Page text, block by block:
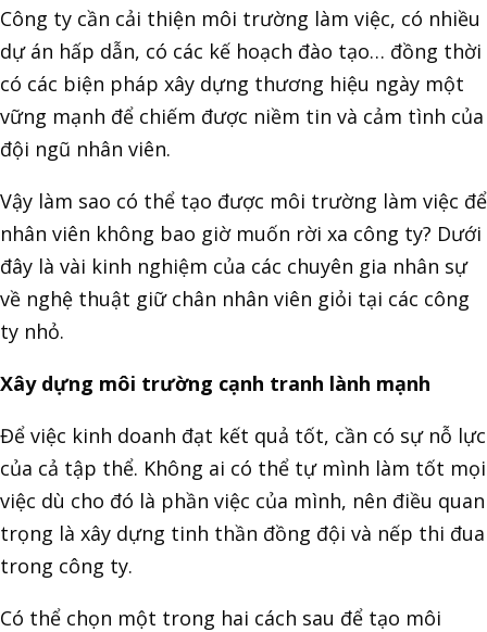
Công ty cần cải thiện môi trường làm việc, có nhiều
dự án hấp dẫn, có các kế hoạch đào tạo… đồng thời
có các biện pháp xây dựng thương hiệu ngày một
vững mạnh để chiếm được niềm tin và cảm tình của
đội ngũ nhân viên.
Vậy làm sao có thể tạo được môi trường làm việc để
nhân viên không bao giờ muốn rời xa công ty? Dưới
đây là vài kinh nghiệm của các chuyên gia nhân sự
về nghệ thuật giữ chân nhân viên giỏi tại các công
ty nhỏ.
Xây dựng môi trường cạnh tranh lành mạnh
Để việc kinh doanh đạt kết quả tốt, cần có sự nỗ lực
của cả tập thể. Không ai có thể tự mình làm tốt mọi
việc dù cho đó là phần việc của mình, nên điều quan
trọng là xây dựng tinh thần đồng đội và nếp thi đua
trong công ty.
Có thể chọn một trong hai cách sau để tạo môi